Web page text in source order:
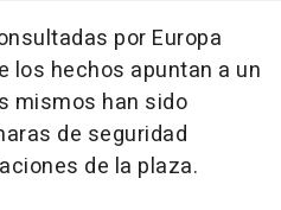
por Europa
los hechos apuntan a un
mismos han sido
de seguridad
de la plaza.